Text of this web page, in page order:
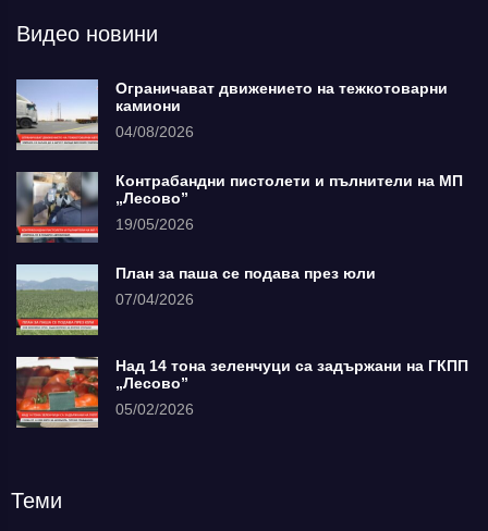
Видео новини
Ограничават движението на тежкотоварни
камиони
04/08/2026
Контрабандни пистолети и пълнители на МП
„Лесово”
19/05/2026
План за паша се подава през юли
07/04/2026
Над 14 тона зеленчуци са задържани на ГКПП
„Лесово”
05/02/2026
Теми